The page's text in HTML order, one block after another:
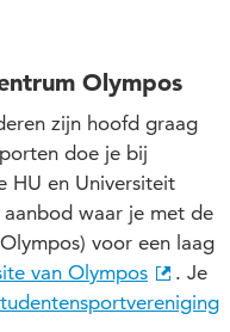
Olympos
zijn hoofd graag
doe je bij
HU en Universiteit
waar je met de
voor een laag
van Olympos
. Je